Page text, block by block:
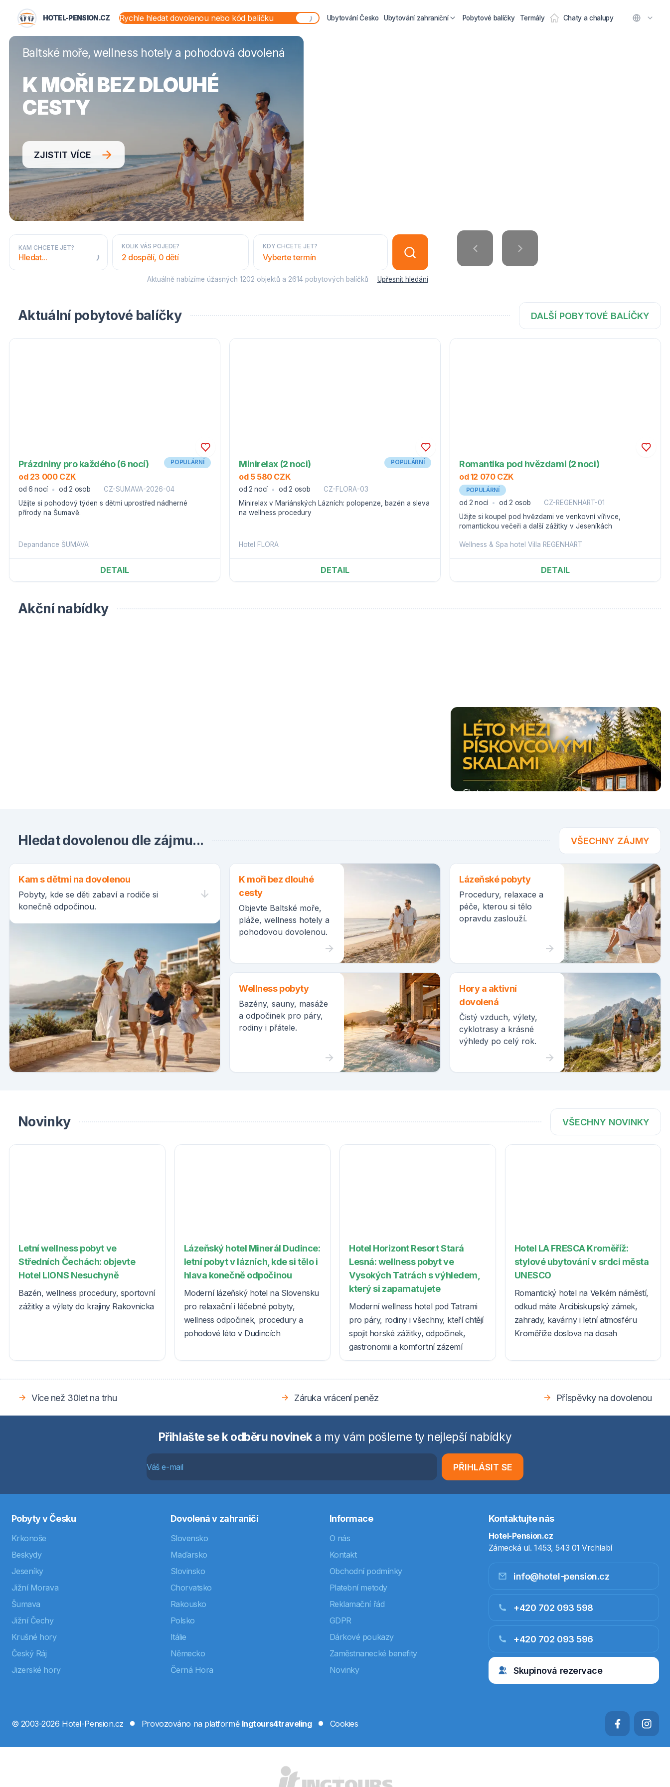
HOTEL-PENSION.CZ Ubytování Česko Ubytování zahraniční Pobytové balíčky Termály Chaty a chalupy
HOTEL-PENSION.CZ
Baltské moře, wellness hotely a pohodová dovolená
K MOŘI BEZ DLOUHÉ
CESTY
ZJISTIT VÍCE
KAM CHCETE JET? KOLIK VÁS POJEDE?
2 dospělí, 0 dětí
KDY CHCETE JET?
Vyberte termín
Aktuálně nabízíme úžasných 1202 objektů a 2614 pobytových balíčků Upřesnit hledání
Aktuální pobytové balíčky DALŠÍ POBYTOVÉ BALÍČKY
Prázdniny pro každého (6 nocí)
od 23 000 CZK
POPULÁRNÍ
od 6 nocí od 2 osob
CZ-SUMAVA-2026-04
Užijte si pohodový týden s dětmi uprostřed nádherné
přírody na Šumavě.
Depandance ŠUMAVA
DETAIL
Minirelax (2 noci)
od 5 580 CZK
POPULÁRNÍ
od 2 nocí od 2 osob
CZ-FLORA-03
Minirelax v Mariánských Lázních: polopenze, bazén a sleva
na wellness procedury
Hotel FLORA
DETAIL
Romantika pod hvězdami (2 noci)
od 12 070 CZK
POPULÁRNÍ
od 2 nocí od 2 osob
CZ-REGENHART-01
Užijte si koupel pod hvězdami ve venkovní vířivce,
romantickou večeři a další zážitky v Jeseníkách
Wellness & Spa hotel Villa REGENHART
DETAIL
Akční nabídky
Hledat dovolenou dle zájmu... VŠECHNY ZÁJMY
Kam s dětmi na dovolenou
Pobyty, kde se děti zabaví a rodiče si
konečně odpočinou.
K moři bez dlouhé
cesty
Objevte Baltské moře,
pláže, wellness hotely a
pohodovou dovolenou.
Lázeňské pobyty
Procedury, relaxace a
péče, kterou si tělo
opravdu zaslouží.
Wellness pobyty
Bazény, sauny, masáže
a odpočinek pro páry,
rodiny i přátele.
Hory a aktivní
dovolená
Čistý vzduch, výlety,
cyklotrasy a krásné
výhledy po celý rok.
Novinky VŠECHNY NOVINKY
Letní wellness pobyt ve
Středních Čechách: objevte
Hotel LIONS Nesuchyně
Bazén, wellness procedury, sportovní
zážitky a výlety do krajiny Rakovnicka
Lázeňský hotel Minerál Dudince:
letní pobyt v lázních, kde si tělo i
hlava konečně odpočinou
Moderní lázeňský hotel na Slovensku
pro relaxační i léčebné pobyty,
wellness odpočinek, procedury a
pohodové léto v Dudincích
Hotel Horizont Resort Stará
Lesná: wellness pobyt ve
Vysokých Tatrách s výhledem,
který si zapamatujete
Moderní wellness hotel pod Tatrami
pro páry, rodiny i všechny, kteří chtějí
spojit horské zážitky, odpočinek,
gastronomii a komfortní zázemí
Hotel LA FRESCA Kroměříž:
stylové ubytování v srdci města
UNESCO
Romantický hotel na Velkém náměstí,
odkud máte Arcibiskupský zámek,
zahrady, kavárny i letní atmosféru
Kroměříže doslova na dosah
Více než 30let na trhu Záruka vrácení peněz Příspěvky na dovolenou
Přihlašte se k odběru novinek a my vám pošleme ty nejlepší nabídky
PŘIHLÁSIT SE
Pobyty v Česku
Krkonoše
Beskydy
Jeseníky
Jižní Morava
Šumava
Jižní Čechy
Krušné hory
Český Ráj
Jizerské hory
Dovolená v zahraničí
Slovensko
Maďarsko
Slovinsko
Chorvatsko
Rakousko
Polsko
Itálie
Německo
Černá Hora
Informace
O nás
Kontakt
Obchodní podmínky
Platební metody
Reklamační řád
GDPR
Dárkové poukazy
Zaměstnanecké benefity
Novinky
Kontaktujte nás
Hotel-Pension.cz
Zámecká ul. 1453, 543 01 Vrchlabí
info@hotel-pension.cz
+420 702 093 598
+420 702 093 596
Skupinová rezervace
© 2003-2026 Hotel-Pension.cz Provozováno na platformě Ingtours4traveling Cookies